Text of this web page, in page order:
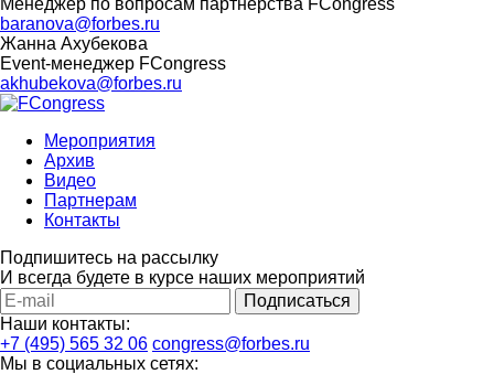
Менеджер по вопросам партнерства FCongress
baranova@forbes.ru
Жанна Ахубекова
Event-менеджер FCongress
akhubekova@forbes.ru
Мероприятия
Архив
Видео
Партнерам
Контакты
Подпишитесь на рассылку
И всегда будете в курсе наших мероприятий
Подписаться
Наши контакты:
+7 (495) 565 32 06 congress@forbes.ru
Мы в социальных сетях: